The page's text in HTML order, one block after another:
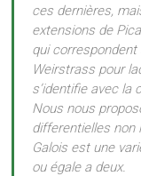
ces dernières,
extensions de
qui correspondent
Weirstrass pour
s’identifie avec la
Nous nous
differentielles non
Galois est une
ou égale a deux.